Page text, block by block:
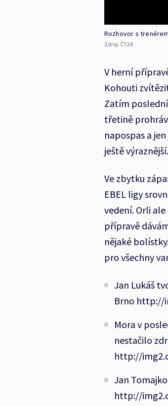
Rozhovor s
Zdroj: ČT24
V herní
Kohouti
Zatím
třetině
napospas a
ještě výraznější.
Ve zbytku
EBEL ligy
vedení. Orli
přípravě
nějaké
pro všechny
Jan Lukáš
Brno http://
Mora v
nestačilo
http://
Jan
http://